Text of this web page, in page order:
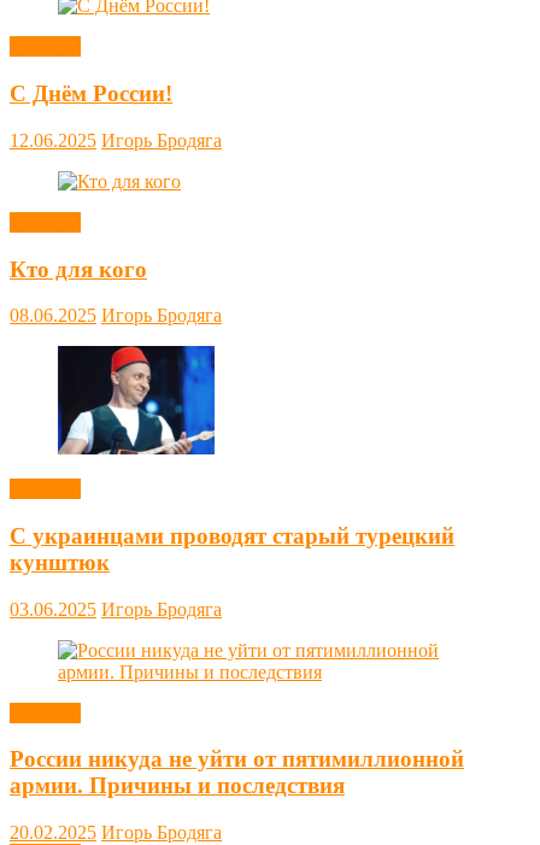
С Днём России!
12.06.2025 Игорь Бродяга
Кто для кого
08.06.2025 Игорь Бродяга
С украинцами проводят старый турецкий
кунштюк
03.06.2025 Игорь Бродяга
России никуда не уйти от пятимиллионной
армии. Причины и последствия
20.02.2025 Игорь Бродяга